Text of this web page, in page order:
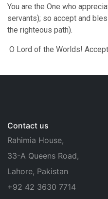
You are the One who
servants); so accept and
the righteous path).
O Lord of the Worlds!
Contact us
Rahimia House,
33-A Queens Road,
Lahore, Pakistan
+92 42 3630 7714